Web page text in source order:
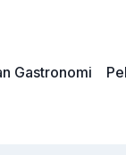
Gastronomi